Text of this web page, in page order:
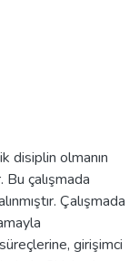
disiplin olmanın
Bu çalışmada
Çalışmada
girişimci